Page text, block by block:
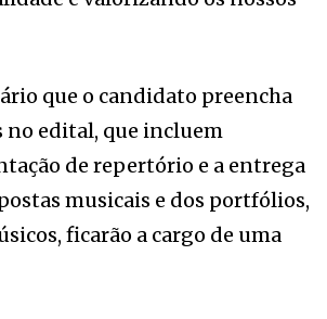
que o candidato preencha
edital, que incluem
de repertório e a entrega
musicais e dos portfólios,
ficarão a cargo de uma